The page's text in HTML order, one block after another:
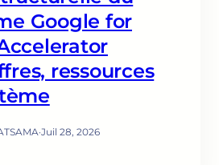
Google for
ressources
·Juil 28, 2026